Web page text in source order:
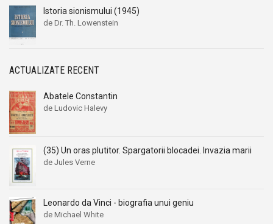
Istoria sionismului (1945)
de Dr. Th. Lowenstein
ACTUALIZATE RECENT
Abatele Constantin
de Ludovic Halevy
(35) Un oras plutitor. Spargatorii blocadei. Invazia marii
de Jules Verne
Leonardo da Vinci - biografia unui geniu
de Michael White